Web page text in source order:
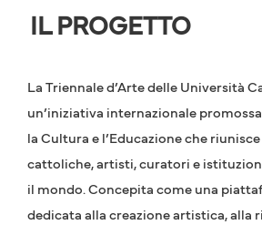
IL PROGETTO
La Triennale d’Arte delle Università
un’iniziativa internazionale
la Cultura e l’Educazione che
cattoliche, artisti, curatori e
il mondo. Concepita come una
dedicata alla creazione artistica, alla